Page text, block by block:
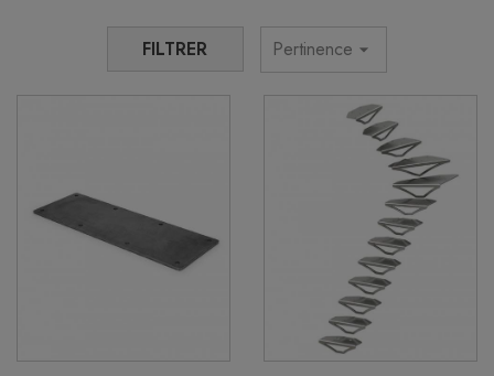
FILTRER Pertinence arrow_drop_down